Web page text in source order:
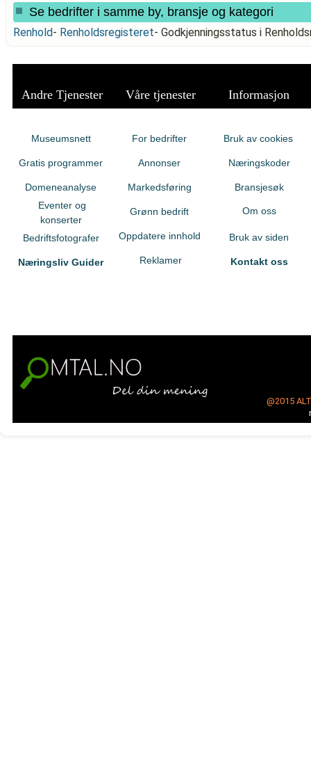
Se bedrifter i samme by, bransje og kategori
Renhold- Renholdsregisteret- Godkjenningsstatus i
Andre Tjenester Våre tjenester Informasjon
Museumsnett
Gratis programmer
Domeneanalyse
Eventer og
konserter
Bedriftsfotografer
Næringsliv Guider
For bedrifter
Annonser
Markedsføring
Grønn bedrift
Oppdatere innhold
Reklamer
Bruk av cookies
Næringskoder
Bransjesøk
Om oss
Bruk av siden
Kontakt oss
@2015